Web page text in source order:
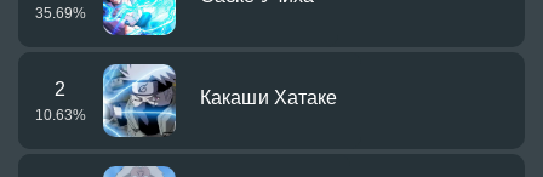
35.69%
2
10.63%
Какаши Хатаке